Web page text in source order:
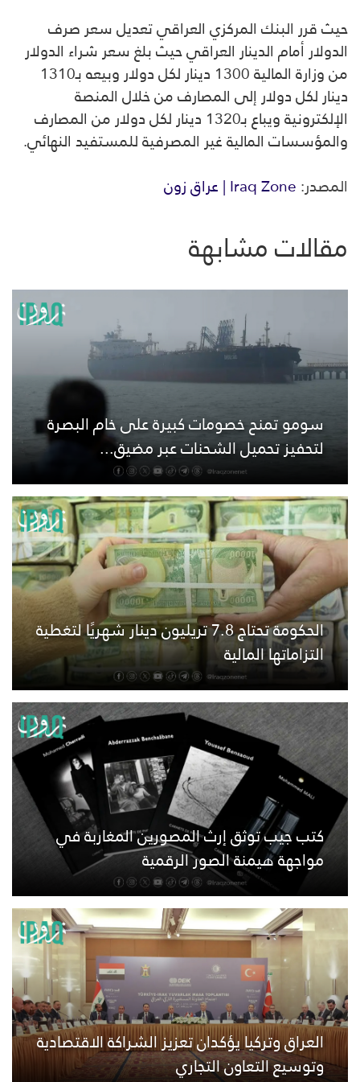
حيث قرر البنك المركزي العراقي تعديل سعر صرف
الدولار أمام الدينار العراقي حيث بلغ سعر شراء الدولار
من وزارة المالية 1300 دينار لكل دولار وبيعه بـ1310
دينار لكل دولار إلى المصارف من خلال المنصة
الإلكترونية ويباع بـ1320 دينار لكل دولار من المصارف
والمؤسسات المالية غير المصرفية للمستفيد النهائي.
المصدر:Iraq Zone | عراق زون
مقالات مشابهة
سومو تمنح خصومات كبيرة على خام البصرة
لتحفيز تحميل الشحنات عبر مضيق...
الحكومة تحتاج 7.8 تريليون دينار شهريًا لتغطية
التزاماتها المالية
كتب جيب توثق إرث المصورين المغاربة في
مواجهة هيمنة الصور الرقمية
العراق وتركيا يؤكدان تعزيز الشراكة الاقتصادية
وتوسيع التعاون التجاري